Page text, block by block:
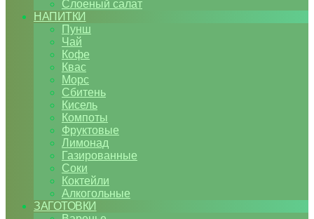
Слоеный салат
НАПИТКИ
Пунш
Чай
Кофе
Квас
Морс
Сбитень
Кисель
Компоты
Фруктовые
Лимонад
Газированные
Соки
Коктейли
Алкогольные
ЗАГОТОВКИ